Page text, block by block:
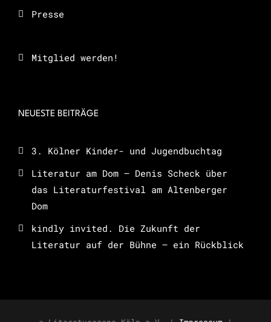
Presse
Mitglied werden!
NEUESTE BEITRÄGE
3. Kölner Kinder- und Jugendbuchtag
Literatur am Dom – Denis Scheck über
das Literaturfestival am Altenberger
Dom
kindly invited. Die Zukunft der
Literatur auf der Bühne – ein Rückblick